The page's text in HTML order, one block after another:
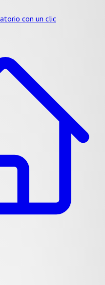
con un clic